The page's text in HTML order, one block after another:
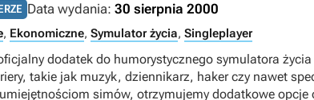
Data wydania: 30 sierpnia 2000
, Ekonomiczne, Symulator życia, Singleplayer
dodatek do humorystycznego symulatora
takie jak muzyk, dziennikarz, haker czy nawet
simów, otrzymujemy dodatkowe